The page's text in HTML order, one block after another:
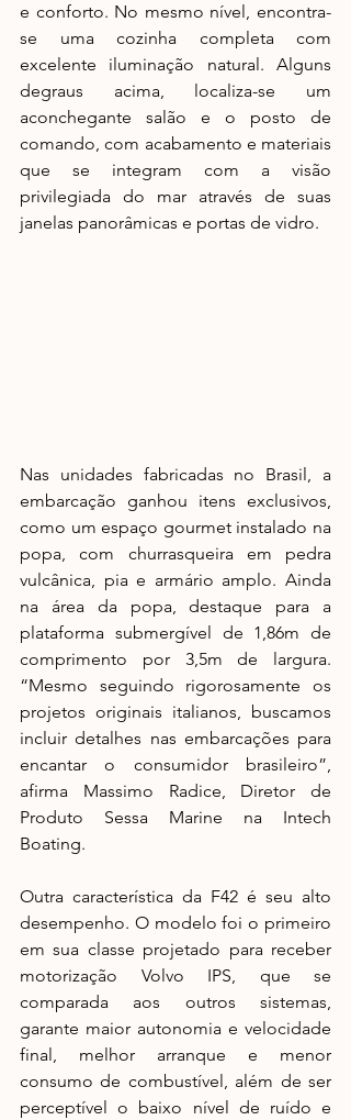
e conforto. No mesmo nível, encontra-
se uma cozinha completa com
excelente iluminação natural. Alguns
degraus acima, localiza-se um
aconchegante salão e o posto de
comando, com acabamento e materiais
que se integram com a visão
privilegiada do mar através de suas
janelas panorâmicas e portas de vidro.
Nas unidades fabricadas no Brasil, a
embarcação ganhou itens exclusivos,
como um espaço gourmet instalado na
popa, com churrasqueira em pedra
vulcânica, pia e armário amplo. Ainda
na área da popa, destaque para a
plataforma submergível de 1,86m de
comprimento por 3,5m de largura.
“Mesmo seguindo rigorosamente os
projetos originais italianos, buscamos
incluir detalhes nas embarcações para
encantar o consumidor brasileiro”,
afirma Massimo Radice, Diretor de
Produto Sessa Marine na Intech
Boating.
Outra característica da F42 é seu alto
desempenho. O modelo foi o primeiro
em sua classe projetado para receber
motorização Volvo IPS, que se
comparada aos outros sistemas,
garante maior autonomia e velocidade
final, melhor arranque e menor
consumo de combustível, além de ser
perceptível o baixo nível de ruído e